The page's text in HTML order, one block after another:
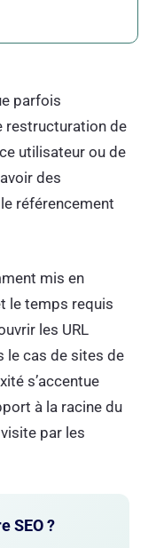
parfois
restructuration de
utilisateur ou de
des
référencement
mis en
le temps requis
les URL
le cas de sites de
s’accentue
à la racine du
par les
SEO ?